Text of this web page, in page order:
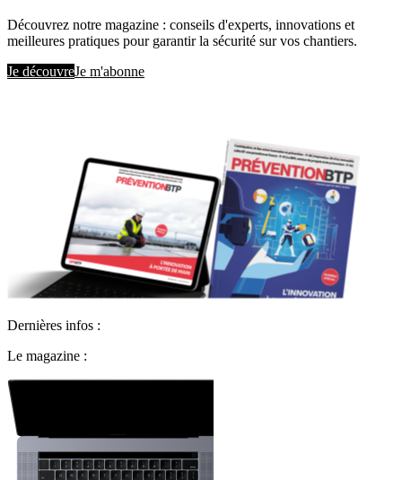
Découvrez notre magazine : conseils d'experts, innovations et
meilleures pratiques pour garantir la sécurité sur vos chantiers.
Je découvreJe m'abonne
Dernières infos :
Le magazine :